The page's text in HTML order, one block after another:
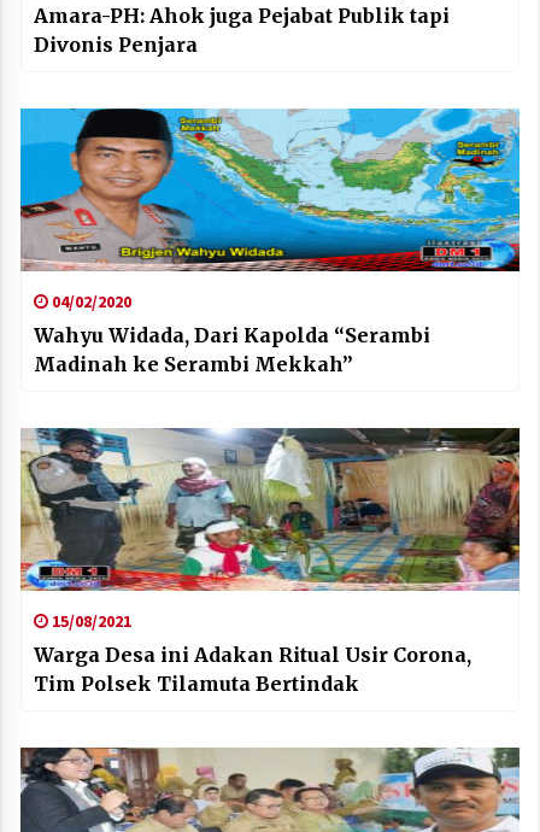
Amara-PH: Ahok juga Pejabat Publik tapi
Divonis Penjara
04/02/2020
Wahyu Widada, Dari Kapolda “Serambi
Madinah ke Serambi Mekkah”
15/08/2021
Warga Desa ini Adakan Ritual Usir Corona,
Tim Polsek Tilamuta Bertindak